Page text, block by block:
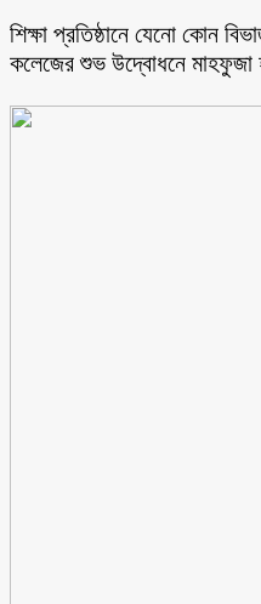
শিক্ষা প্রতিষ্ঠানে যেনো কোন
কলেজের শুভ উদ্বোধনে মাহফুজা